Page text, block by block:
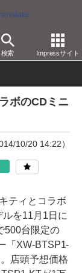
検索 Impressサイト
ボのCDミニ
10/20 14:22）
ティとコラボ
を11月1日に
500台限定の
「XW-BTSP1-
店頭予想価格